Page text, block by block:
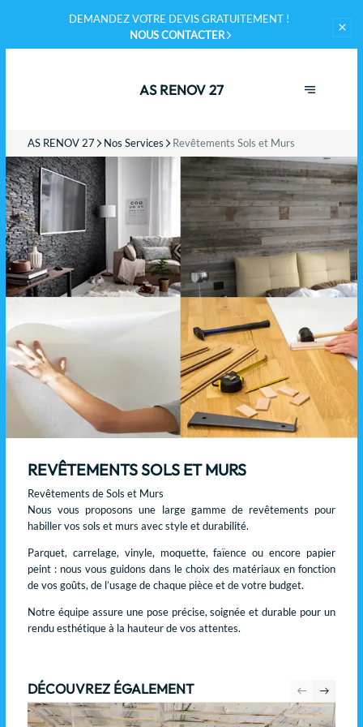
DEMANDEZ VOTRE DEVIS GRATUITEMENT !
NOUS CONTACTER
AS RENOV 27
AS RENOV 27 Nos Services Revêtements Sols et Murs
REVÊTEMENTS SOLS ET MURS
Revêtements de Sols et Murs
Nous vous proposons une large gamme de revêtements pour
habiller vos sols et murs avec style et durabilité.
Parquet, carrelage, vinyle, moquette, faïence ou encore papier
peint : nous vous guidons dans le choix des matériaux en fonction
de vos goûts, de l’usage de chaque pièce et de votre budget.
Notre équipe assure une pose précise, soignée et durable pour un
rendu esthétique à la hauteur de vos attentes.
DÉCOUVREZ ÉGALEMENT